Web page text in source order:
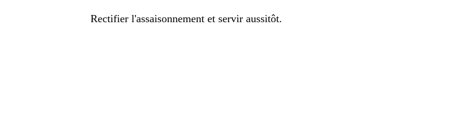
Rectifier l'assaisonnement et servir aussitôt.